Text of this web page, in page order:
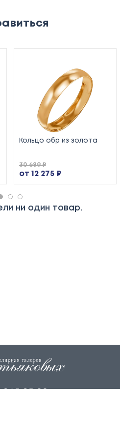
Кольцо обр из золота
от 12 275 ₽
30 689 ₽
ни один товар.